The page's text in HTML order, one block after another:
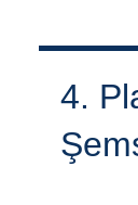
4.